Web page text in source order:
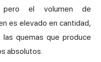
pero el volumen de
es elevado en cantidad,
quemas que produce
absolutos.